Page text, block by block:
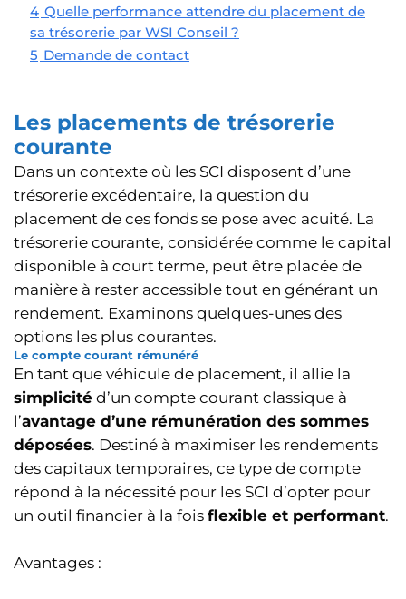
4 Quelle performance attendre du placement de
sa trésorerie par WSI Conseil ?
5 Demande de contact
Les placements de trésorerie
courante
Dans un contexte où les SCI disposent d’une
trésorerie excédentaire, la question du
placement de ces fonds se pose avec acuité. La
trésorerie courante, considérée comme le capital
disponible à court terme, peut être placée de
manière à rester accessible tout en générant un
rendement. Examinons quelques-unes des
options les plus courantes.
Le compte courant rémunéré
En tant que véhicule de placement, il allie la
simplicité d’un compte courant classique à
l’avantage d’une rémunération des sommes
déposées. Destiné à maximiser les rendements
des capitaux temporaires, ce type de compte
répond à la nécessité pour les SCI d’opter pour
un outil financier à la fois flexible et performant.
Avantages :